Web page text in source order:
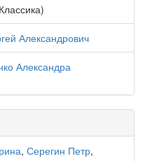
Александрович
Александра
, Серегин Петр,